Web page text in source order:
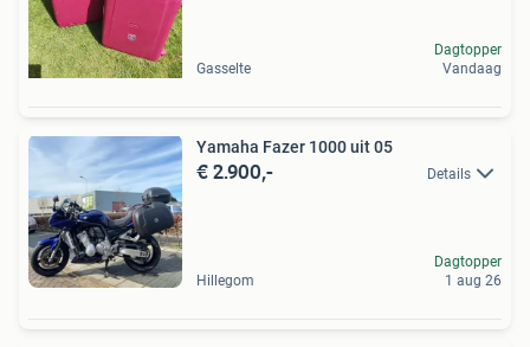
Gasselte
Dagtopper
Vandaag
Yamaha Fazer 1000 uit 05
€ 2.900,- Details
Hillegom
Dagtopper
1 aug 26